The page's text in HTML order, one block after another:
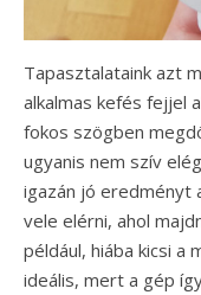
Tapasztalataink azt
alkalmas kefés fejjel
fokos szögben
ugyanis nem szív
igazán jó eredményt
vele elérni, ahol
például, hiába kicsi a
ideális, mert a gép